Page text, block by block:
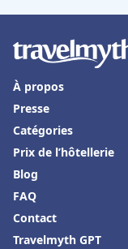
À propos
Presse
Catégories
Prix de l’hôtellerie
Blog
FAQ
Contact
Travelmyth GPT